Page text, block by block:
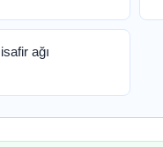
ağı